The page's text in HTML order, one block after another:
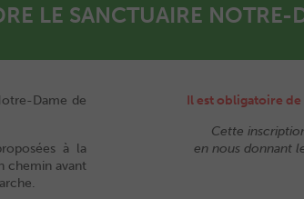
LE SANCTUAIRE NOTRE-
Dame de
à la
chemin avant
Il est obligatoire de
Cette
en nous donnant